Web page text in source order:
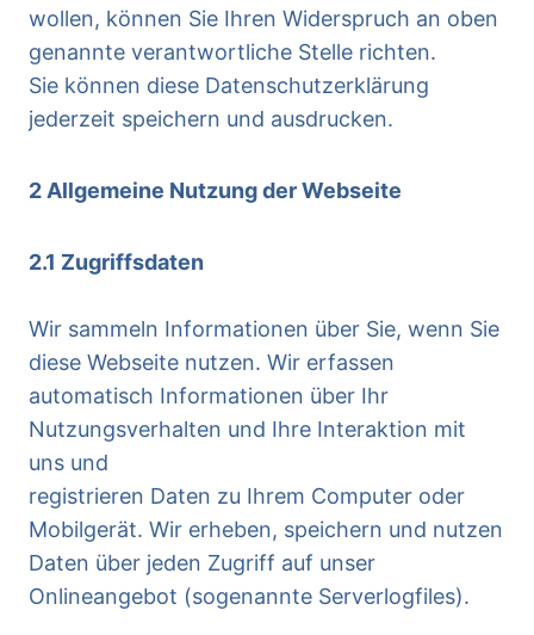
wollen, können Sie Ihren Widerspruch an oben
genannte verantwortliche Stelle richten.
Sie können diese Datenschutzerklärung
jederzeit speichern und ausdrucken.
2 Allgemeine Nutzung der Webseite
2.1 Zugriffsdaten
Wir sammeln Informationen über Sie, wenn Sie
diese Webseite nutzen. Wir erfassen
automatisch Informationen über Ihr
Nutzungsverhalten und Ihre Interaktion mit
uns und
registrieren Daten zu Ihrem Computer oder
Mobilgerät. Wir erheben, speichern und nutzen
Daten über jeden Zugriff auf unser
Onlineangebot (sogenannte Serverlogfiles).